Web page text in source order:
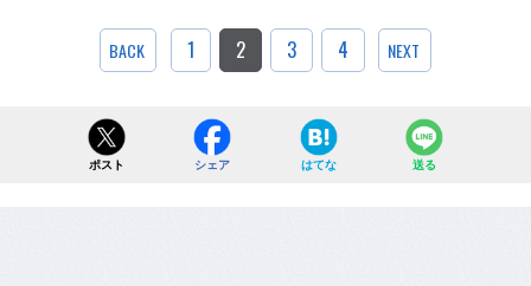
BACK 1 2 3 4 NEXT
ポスト シェア はてな 送る